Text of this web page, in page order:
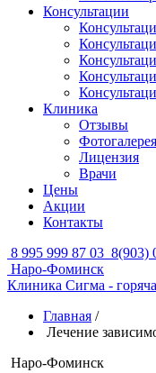
Консультации
Клиника
Отзывы
Фотогалерея
Лицензия
Врачи
Цены
Акции
Контакты
8 995 999 87 03 8(903)
Наро-Фоминск
Клиника Сигма -
Главная /
Лечение
Наро-Фоминск